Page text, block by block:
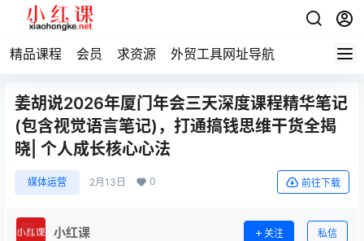
精品课程 会员 求资源 外贸工具网址导航
姜胡说2026年厦门年会三天深度课程精华笔记
(包含视觉语言笔记)，打通搞钱思维干货全揭
晓| 个人成长核心心法
媒体运营 2月13日 0 前往下载
小红课 关注 私信